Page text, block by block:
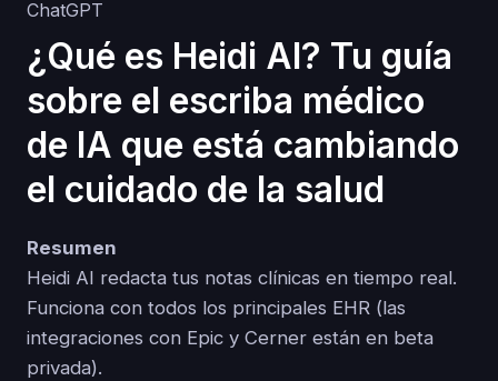
¿Qué es Heidi AI? Tu guía
sobre el escriba médico
de IA que está cambiando
el cuidado de la salud
Resumen
Heidi AI redacta tus notas clínicas en tiempo real.
Funciona con todos los principales EHR (las
integraciones con Epic y Cerner están en beta
privada).